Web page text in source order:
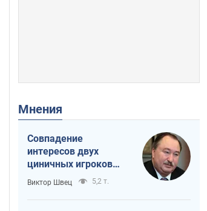
Мнения
Совпадение
интересов двух
циничных игроков
или тайный план
Трампа и Путина?
Виктор Швец 5,2 т.